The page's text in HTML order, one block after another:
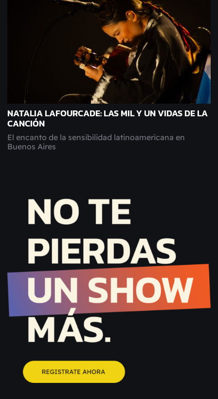
NATALIA LAFOURCADE: LAS MIL Y UN VIDAS DE LA
CANCIÓN
El encanto de la sensibilidad latinoamericana en
Buenos Aires